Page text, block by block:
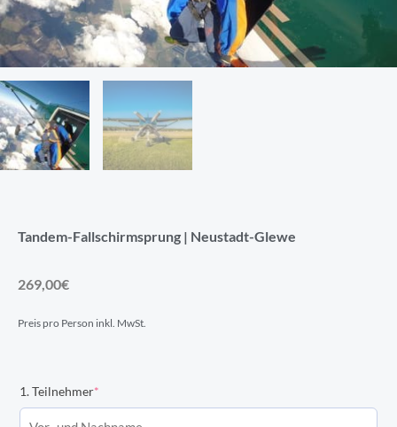
Tandem-Fallschirmsprung | Neustadt-Glewe
269,00€
Preis pro Person inkl. MwSt.
1. Teilnehmer*
Fallschirmsprung